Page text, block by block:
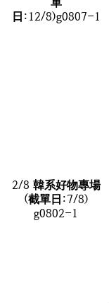
單
日:12/8)g0807-1
2/8 韓系好物專場
(截單日:7/8)
g0802-1